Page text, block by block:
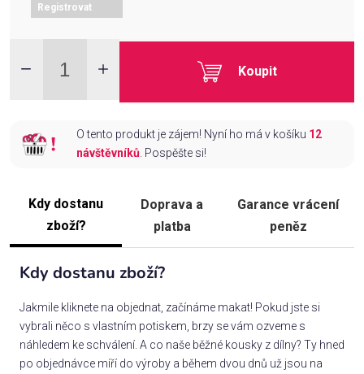
Registrovat
Koupit
O tento produkt je zájem! Nyní ho má v košíku 12
návštěvníků. Pospěšte si!
Kdy dostanu
zboží?
Doprava a
platba
Garance vrácení
peněz
Kdy dostanu zboží?
Jakmile kliknete na objednat, začínáme makat! Pokud jste si
vybrali něco s vlastním potiskem, brzy se vám ozveme s
náhledem ke schválení. A co naše běžné kousky z dílny? Ty hned
po objednávce míří do výroby a během dvou dnů už jsou na